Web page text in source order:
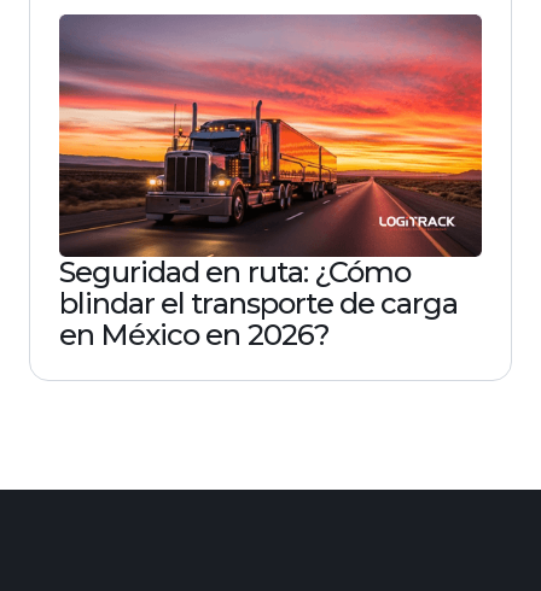
Seguridad en ruta: ¿Cómo
blindar el transporte de carga
en México en 2026?